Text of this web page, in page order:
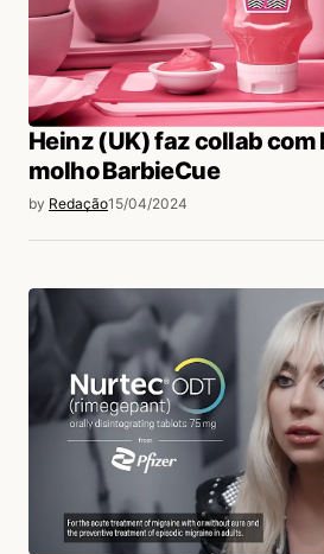
Heinz (UK) faz collab com
molho BarbieCue
by Redação15/04/2024